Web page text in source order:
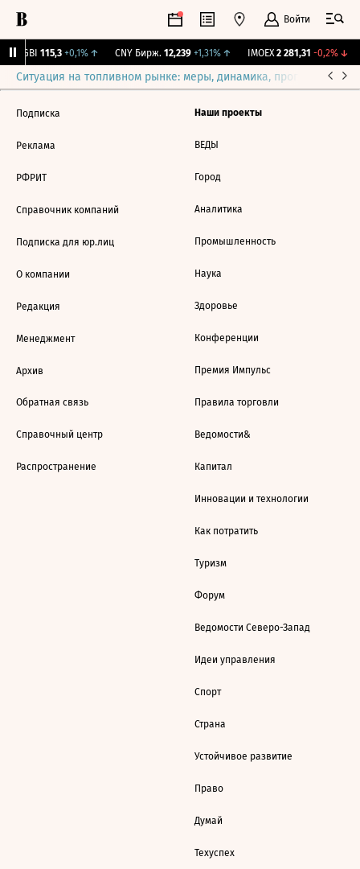
Войти
RGBI 115,3 +0,1%↑ CNY Бирж. 12,239 +1,31%↑ IMOEX 2 281,31 -0,2%↓
Ситуация на топливном рынке: меры, динамика, прогнозы
Подписка
Реклама
РФРИТ
Справочник компаний
Подписка для юр.лиц
О компании
Редакция
Менеджмент
Архив
Обратная связь
Справочный центр
Распространение
Наши проекты
ВЕДЫ
Город
Аналитика
Промышленность
Наука
Здоровье
Конференции
Премия Импульс
Правила торговли
Ведомости&
Капитал
Инновации и технологии
Как потратить
Туризм
Форум
Ведомости Северо-Запад
Идеи управления
Спорт
Страна
Устойчивое развитие
Право
Думай
Техуспех